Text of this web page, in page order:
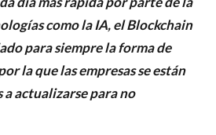
como la IA, el Blockchain
para siempre la forma de
la que las empresas se están
actualizarse para no